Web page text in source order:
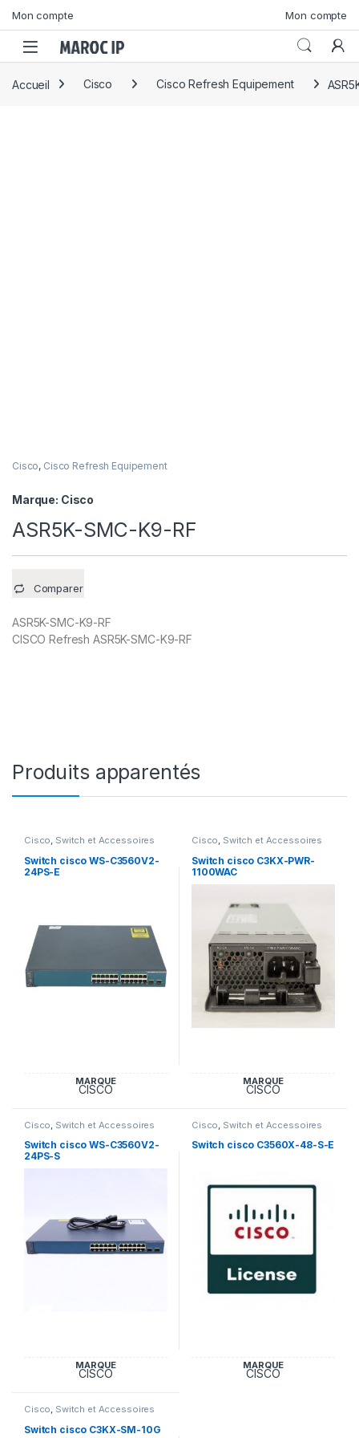
Mon compte Mon compte
Accueil Cisco Cisco Refresh Equipement
Cisco, Cisco Refresh Equipement
Marque: Cisco
ASR5K-SMC-K9-RF
Comparer
ASR5K-SMC-K9-RF
CISCO Refresh ASR5K-SMC-K9-RF
Produits apparentés
Cisco, Switch et Accessoires
Switch cisco WS-C3560V2-
24PS-E
MARQUE
CISCO
Cisco, Switch et Accessoires
Switch cisco C3KX-PWR-
1100WAC
MARQUE
CISCO
Cisco Switch et Accessoires
Cisco
Switch cisco WS-C3560V2-
24PS-S
MARQUE
CISCO
Cisco Switch et Accessoires
Cisco
Switch cisco C3560X-48-S-E
MARQUE
CISCO
Cisco, Switch et Accessoires
Switch cisco C3KX-SM-10G